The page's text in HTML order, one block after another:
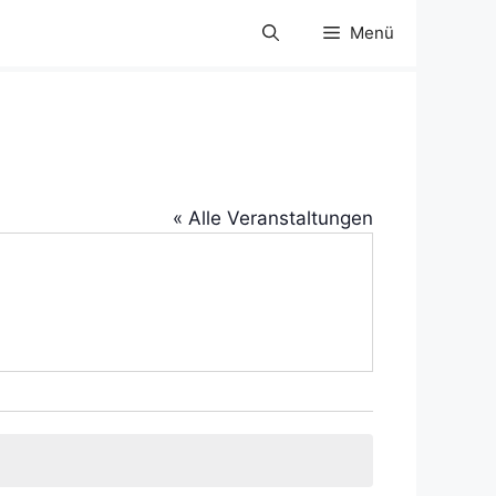
Menü
« Alle Veranstaltungen